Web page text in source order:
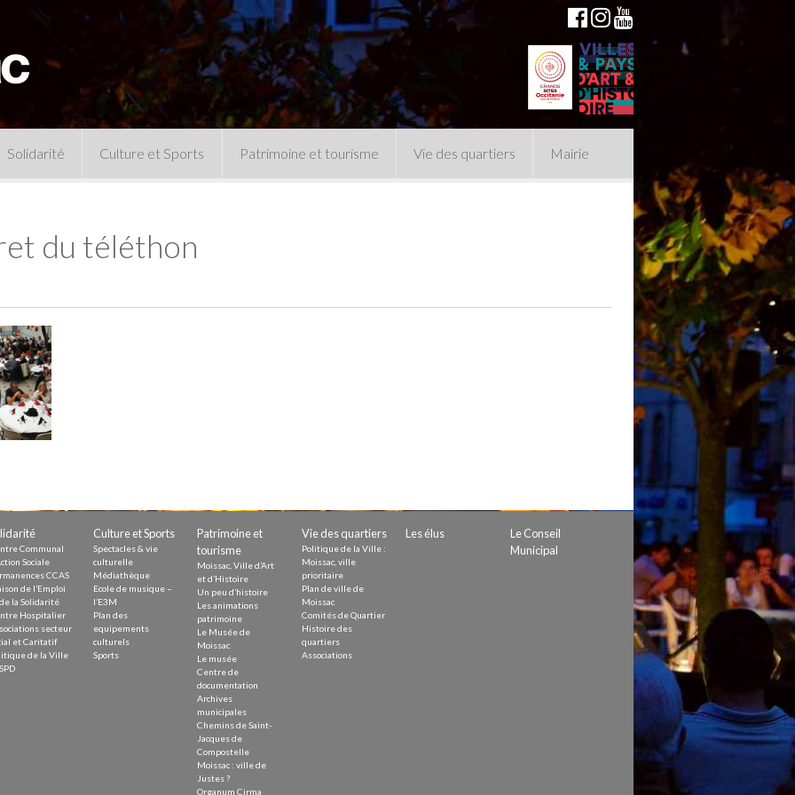
Solidarité
intrafamiliales
Culture et Sports Patrimoine et tourisme
Le musée
Vie des quartiers Mairie
du téléthon
Communal
Sociale
CCAS
de l’Emploi
la Solidarité
Hospitalier
secteur
et Caritatif
de la Ville
Culture et Sports
Spectacles & vie
culturelle
Médiathèque
Ecole de musique –
l’E3M
Plan des
equipements
culturels
Sports
Patrimoine et
tourisme
Moissac, Ville d’Art
et d’Histoire
Un peu d’histoire
Les animations
patrimoine
Le Musée de
Moissac
Le musée
Centre de
documentation
Archives
municipales
Chemins de Saint-
Jacques de
Compostelle
Moissac : ville de
Justes ?
Organum Cirma
Vie des quartiers
Politique de la Ville :
Moissac, ville
prioritaire
Plan de ville de
Moissac
Comités de Quartier
Histoire des
quartiers
Associations
Les élus
Le Conseil
Municipal